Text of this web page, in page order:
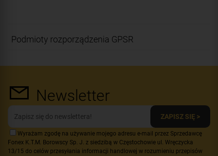
Podmioty rozporządzenia GPSR
Newsletter
ZAPISZ SIĘ >
Wyrażam zgodę na używanie mojego adresu e-mail przez Sprzedawcę
Fonex K.T.M. Borowscy Sp. J. z siedzibą w Częstochowie ul. Wręczycka
13/15 do celów przesyłania informacji handlowej w rozumieniu przepisów